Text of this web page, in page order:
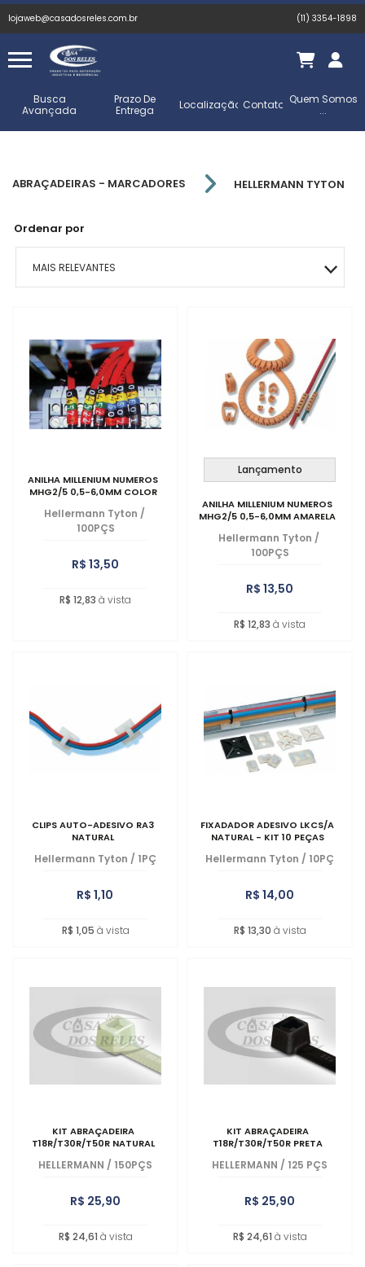
lojaweb@casadosreles.com.br (11) 3354-1898
Busca
Avançada
Prazo De
Entrega
Localização Contato Quem Somos
...
ABRAÇADEIRAS - MARCADORES HELLERMANN TYTON
Ordenar por
MAIS RELEVANTES
MENOR PREÇO
MAIOR PREÇO
A - Z
ANILHA MILLENIUM NUMEROS
MHG2/5 0,5-6,0MM COLOR
Hellermann Tyton /
100PÇS
R$ 13,50
R$ 12,83 à vista
Lançamento
ANILHA MILLENIUM NUMEROS
MHG2/5 0,5-6,0MM AMARELA
Hellermann Tyton /
100PÇS
R$ 13,50
R$ 12,83 à vista
CLIPS AUTO-ADESIVO RA3
NATURAL
Hellermann Tyton / 1PÇ
R$ 1,10
R$ 1,05 à vista
FIXADADOR ADESIVO LKCS/A
NATURAL - KIT 10 PEÇAS
Hellermann Tyton / 10PÇ
R$ 14,00
R$ 13,30 à vista
KIT ABRAÇADEIRA
T18R/T30R/T50R NATURAL
HELLERMANN / 150PÇS
R$ 25,90
R$ 24,61 à vista
KIT ABRAÇADEIRA
T18R/T30R/T50R PRETA
HELLERMANN / 125 PÇS
R$ 25,90
R$ 24,61 à vista